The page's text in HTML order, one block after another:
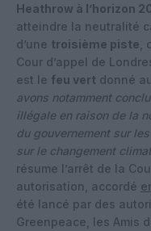
Heathrow à l’horizon
atteindre la neutralité
d’une troisième piste
Cour d’appel de
est le feu vert donné
avons notamment
illégale en raison de la
du gouvernement sur
sur le changement
résume l’arrêt de la
autorisation, accordé
été lancé par des
Greenpeace, les Amis